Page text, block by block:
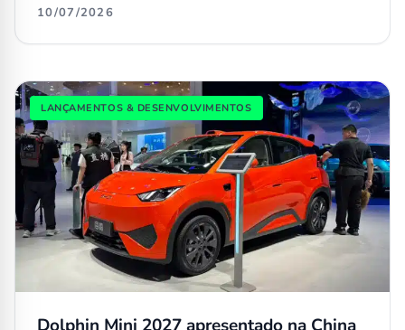
15 mil
10/07/2026
LANÇAMENTOS & DESENVOLVIMENTOS
Dolphin Mini 2027 apresentado na China